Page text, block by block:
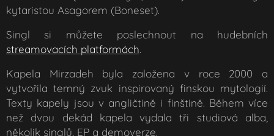
kytaristou Asagorem (Boneset).
Singl si můžete poslechnout na hudebních
streamovacích platformách.
Kapela Mirzadeh byla založena v roce 2000 a
vytvořila temný zvuk inspirovaný finskou mytologií.
Texty kapely jsou v angličtině i finštině. Během více
než dvou dekád kapela vydala tři studiová alba,
několik singlů, EP a demoverze.